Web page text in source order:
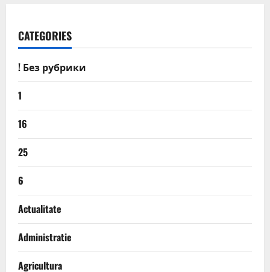
CATEGORIES
! Без рубрики
1
16
25
6
Actualitate
Administratie
Agricultura